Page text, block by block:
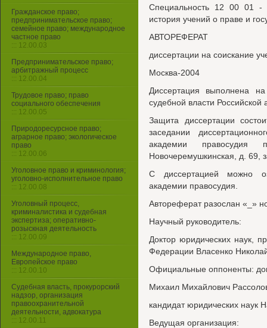
Специальность 12 00 01 -
история учений о праве и
АВТОРЕФЕРАТ
диссертации на соискание
Москва-2004
Диссертация выполнена
судебной власти Российской
Защита диссертации
заседании
академии
Новочеремушкинская, д. 69,
С диссертацией можно
академии правосудия.
Автореферат разослан «_»
Научный руководитель:
Доктор юридических наук,
Федерации Власенко
Официальные оппоненты:
Михаил Михайлович
кандидат юридических наук
Ведущая организация:
Гражданское право;
предпринимательское право;
семейное право; международное
частное право
::: 12.00.03
Предпринимательское право;
арбитражный процесс
::: 12.00.04
Трудовое право; право
социального обеспечения
::: 12.00.05
Природоресурсное право;
аграрное право; экологическое
право
::: 12.00.06
Уголовное право и криминология;
уголовно-исполнительное право
::: 12.00.08
Уголовный процесс,
криминалистика и судебная
экспертиза; оперативно-
розыскная деятельность
::: 12.00.09
Международное право,
Европейское право
::: 12.00.10
Судебная власть, прокурорский
надзор, организация
правоохранительной
деятельности, адвокатура
::: 12.00.11